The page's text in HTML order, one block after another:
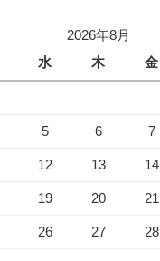
2026年8月
水 木 金
5 6 7
12 13 14
19 20 21
26 27 28